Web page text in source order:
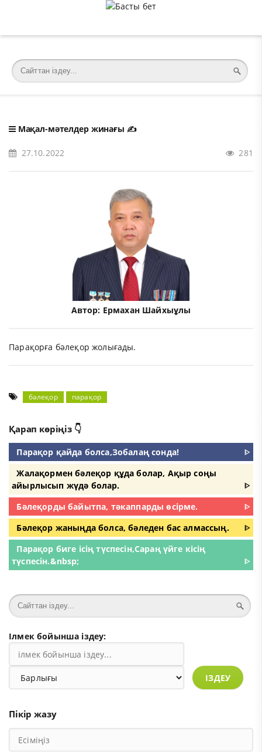
Мақал-мәтелдер жинағы ✍️
27.10.2022 281
Автор: Ермахан Шайхыұлы
Парақорға бәлеқор жолығады.
бәлеқор парақор
Қарап көріңіз 👇
Парақор қайда болса,Зобалаң сонда!
ᐈ
Жалақормен бәлеқор құда болар, Ақыр соңы
айырлысып жүдә болар.
ᐈ
Бәлеқорды байытпа, тәкаппарды өсірме.
ᐈ
Бәлеқор жаныңда болса, бәледен бас алмассың.
ᐈ
Парақор биге ісің түспесін,Сараң үйге кісің
түспесін.&nbsp;
ᐈ
Ілмек бойынша іздеу:
ІЗДЕУ
Пікір жазу